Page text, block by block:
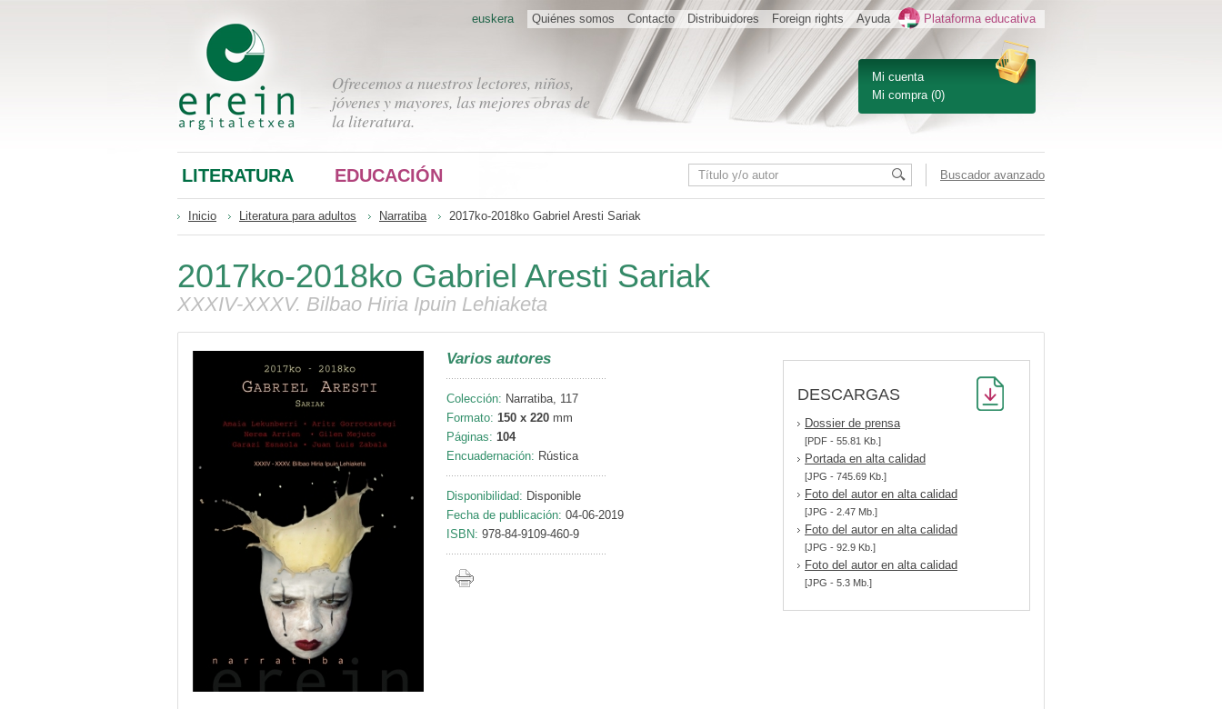
Mi cuenta
Mi compra (0)
Ofrecemos a nuestros lectores, niños,
jóvenes y mayores, las mejores obras de
la literatura.
Quiénes somos Contacto Distribuidores Foreign rights Ayuda Plataforma educativa
euskera
LITERATURA EDUCACIÓN Buscador avanzado
Inicio Literatura para adultos Narratiba 2017ko-2018ko Gabriel Aresti Sariak
2017ko-2018ko Gabriel Aresti Sariak
XXXIV-XXXV. Bilbao Hiria Ipuin Lehiaketa
Varios autores
Colección: Narratiba, 117
Formato: 150 x 220 mm
Páginas: 104
Encuadernación: Rústica
Disponibilidad: Disponible
Fecha de publicación: 04-06-2019
ISBN: 978-84-9109-460-9
DESCARGAS
Dossier de prensa
[PDF - 55.81 Kb.]
Portada en alta calidad
[JPG - 745.69 Kb.]
Foto del autor en alta calidad
[JPG - 2.47 Mb.]
Foto del autor en alta calidad
[JPG - 92.9 Kb.]
Foto del autor en alta calidad
[JPG - 5.3 Mb.]